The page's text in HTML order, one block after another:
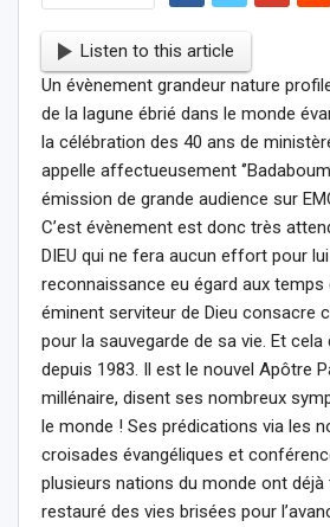
Listen to this article
Un évènement grandeur nature
de la lagune ébrié dans le monde
la célébration des 40 ans de
appelle affectueusement
émission de grande audience sur
C’est évènement est donc très
DIEU qui ne fera aucun effort pour
reconnaissance eu égard aux temps
éminent serviteur de Dieu consacre
pour la sauvegarde de sa vie. Et
depuis 1983. Il est le nouvel Apôtre
millénaire, disent ses nombreux
le monde ! Ses prédications via les
croisades évangéliques et
plusieurs nations du monde ont
restauré des vies brisées pour